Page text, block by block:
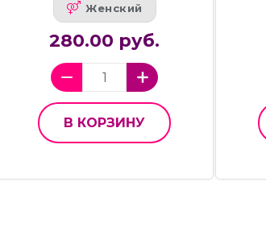
Женский
280.00 руб.
В КОРЗИНУ